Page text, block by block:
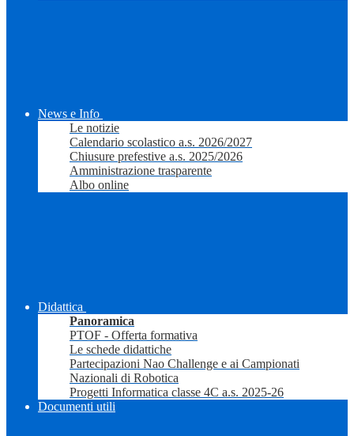
News e Info
Le notizie
Calendario scolastico a.s. 2026/2027
Chiusure prefestive a.s. 2025/2026
Amministrazione trasparente
Albo online
Didattica
Panoramica
PTOF - Offerta formativa
Le schede didattiche
Partecipazioni Nao Challenge e ai Campionati
Nazionali di Robotica
Progetti Informatica classe 4C a.s. 2025-26
Documenti utili